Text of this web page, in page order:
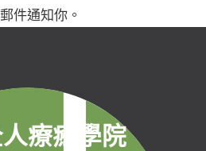
件通知你。
療癒學院